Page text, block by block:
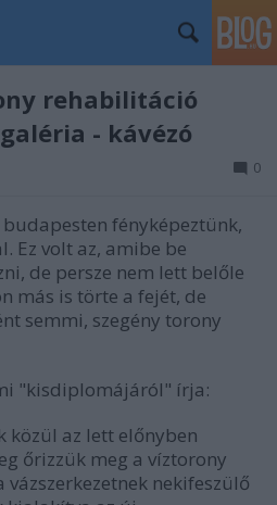
rehabilitáció
- kávézó
0
fényképeztünk,
Ez volt az, amibe be
de persze nem lett belőle
más is törte a fejét, de
semmi, szegény torony
"kisdiplomájáról" írja:
közül az lett előnyben
őrizzük meg a víztorony
nekifeszülő